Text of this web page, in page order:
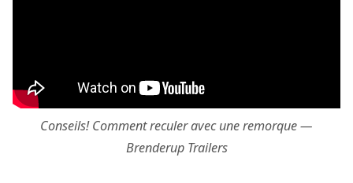
Conseils! Comment reculer avec une remorque —
Brenderup Trailers